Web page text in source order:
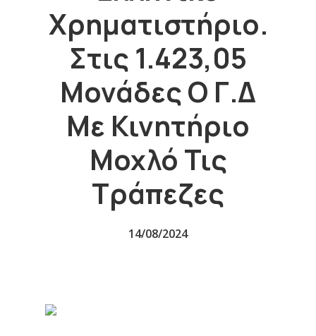
Χρηματιστήριο.
Στις 1.423,05
Μονάδες Ο Γ.Δ
Με Κινητήριο
Μοχλό Τις
Τράπεζες
14/08/2024